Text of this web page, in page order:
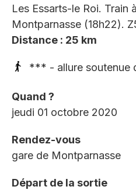
Les Essarts-le Roi. Train
Montparnasse (18h22).
Distance : 25 km
*** - allure soutenue
Quand ?
jeudi 01 octobre 2020
Rendez-vous
gare de Montparnasse
Départ de la sortie